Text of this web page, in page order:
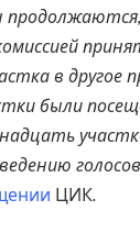
в другое
были
ЦИК.